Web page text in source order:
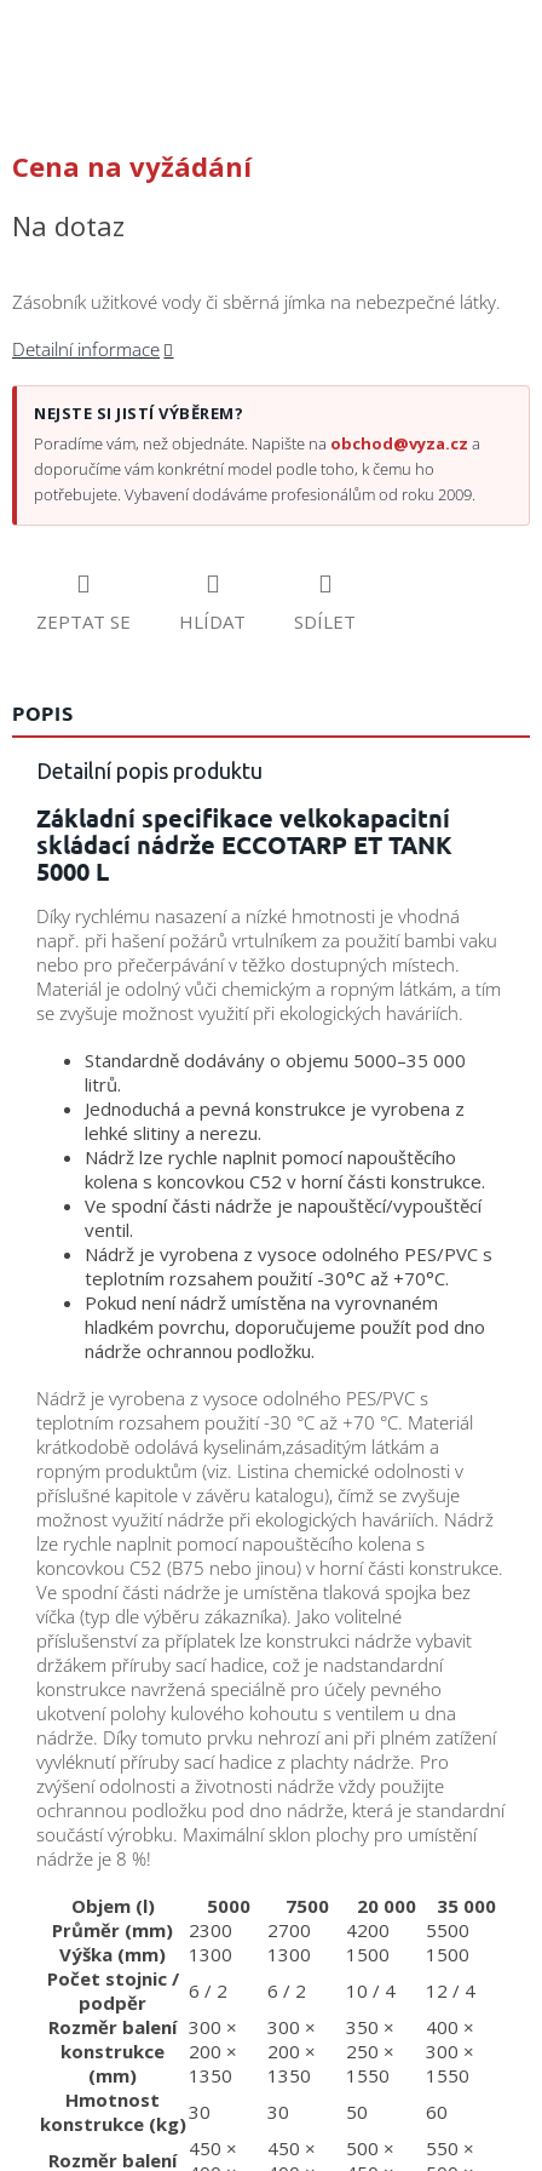
Cena na vyžádání
Na dotaz
Zásobník užitkové vody či sběrná jímka na nebezpečné látky.
Detailní informace
NEJSTE SI JISTÍ VÝBĚREM?
Poradíme vám, než objednáte. Napište na obchod@vyza.cz a
doporučíme vám konkrétní model podle toho, k čemu ho
potřebujete. Vybavení dodáváme profesionálům od roku 2009.
ZEPTAT SE HLÍDAT SDÍLET
POPIS
Detailní popis produktu
Základní specifikace velkokapacitní
skládací nádrže ECCOTARP ET TANK
5000 L
Díky rychlému nasazení a nízké hmotnosti je vhodná
např. při hašení požárů vrtulníkem za použití bambi vaku
nebo pro přečerpávání v těžko dostupných místech.
Materiál je odolný vůči chemickým a ropným látkám, a tím
se zvyšuje možnost využití při ekologických haváriích.
Standardně dodávány o objemu 5000–35 000
litrů.
Jednoduchá a pevná konstrukce je vyrobena z
lehké slitiny a nerezu.
Nádrž lze rychle naplnit pomocí napouštěcího
kolena s koncovkou C52 v horní části konstrukce.
Ve spodní části nádrže je napouštěcí/vypouštěcí
ventil.
Nádrž je vyrobena z vysoce odolného PES/PVC s
teplotním rozsahem použití -30°C až +70°C.
Pokud není nádrž umístěna na vyrovnaném
hladkém povrchu, doporučujeme použít pod dno
nádrže ochrannou podložku.
Nádrž je vyrobena z vysoce odolného PES/PVC s
teplotním rozsahem použití -30 °C až +70 °C. Materiál
krátkodobě odolává kyselinám,zásaditým látkám a
ropným produktům (viz. Listina chemické odolnosti v
příslušné kapitole v závěru katalogu), čímž se zvyšuje
možnost využití nádrže při ekologických haváriích. Nádrž
lze rychle naplnit pomocí napouštěcího kolena s
koncovkou C52 (B75 nebo jinou) v horní části konstrukce.
Ve spodní části nádrže je umístěna tlaková spojka bez
víčka (typ dle výběru zákazníka). Jako volitelné
příslušenství za příplatek lze konstrukci nádrže vybavit
držákem příruby sací hadice, což je nadstandardní
konstrukce navržená speciálně pro účely pevného
ukotvení polohy kulového kohoutu s ventilem u dna
nádrže. Díky tomuto prvku nehrozí ani při plném zatížení
vyvléknutí příruby sací hadice z plachty nádrže. Pro
zvýšení odolnosti a životnosti nádrže vždy použijte
ochrannou podložku pod dno nádrže, která je standardní
součástí výrobku. Maximální sklon plochy pro umístění
nádrže je 8 %!
Objem (l)
5000 7500 20 000
35 000
Průměr (mm)
2300 2700 4200
5500
Výška (mm)
1300 1300 1500
1500
Počet stojnic /
podpěr
6 / 2 6 / 2 10 / 4
12 / 4
Rozměr balení
konstrukce
(mm)
300 ×
200 ×
1350
300 ×
200 ×
1350
350 ×
250 ×
1550
400 ×
300 ×
1550
Hmotnost
konstrukce (kg)30 30 50
60
Rozměr balení 450 ×
450 ×
500 ×
550 ×